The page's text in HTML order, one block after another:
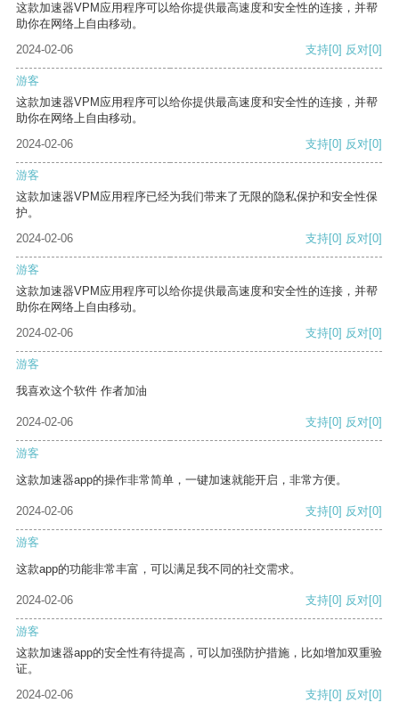
这款加速器VPM应用程序可以给你提供最高速度和安全性的连接，并帮
助你在网络上自由移动。
2024-02-06
支持[0] 反对[0]
游客
这款加速器VPM应用程序可以给你提供最高速度和安全性的连接，并帮
助你在网络上自由移动。
2024-02-06
支持[0] 反对[0]
游客
这款加速器VPM应用程序已经为我们带来了无限的隐私保护和安全性保
护。
2024-02-06
支持[0] 反对[0]
游客
这款加速器VPM应用程序可以给你提供最高速度和安全性的连接，并帮
助你在网络上自由移动。
2024-02-06
支持[0] 反对[0]
游客
我喜欢这个软件 作者加油
2024-02-06 支持[0] 反对[0]
游客
这款加速器app的操作非常简单，一键加速就能开启，非常方便。
2024-02-06 支持[0] 反对[0]
游客
这款app的功能非常丰富，可以满足我不同的社交需求。
2024-02-06 支持[0] 反对[0]
游客
这款加速器app的安全性有待提高，可以加强防护措施，比如增加双重验
证。
2024-02-06
支持[0] 反对[0]